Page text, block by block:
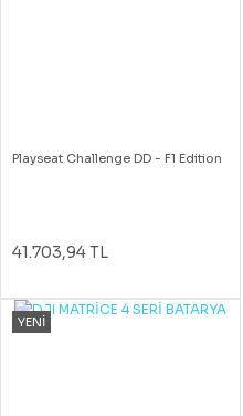
Playseat Challenge DD - F1 Edition
41.703,94 TL
YENİ